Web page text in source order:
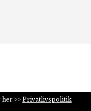
>> Privatlivspolitik